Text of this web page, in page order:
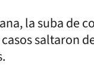
la suba de
saltaron